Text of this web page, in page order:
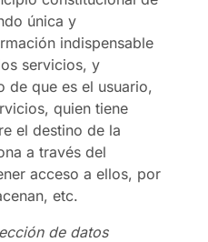
única y
indispensable
servicios, y
de que es el usuario,
quien tiene
el destino de la
a través del
acceso a ellos, por
etc.
de datos